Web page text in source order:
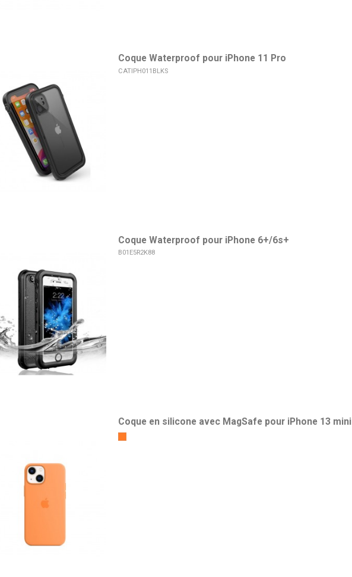
Coque Waterproof pour iPhone 11 Pro
CATIPH011BLKS
Coque Waterproof pour iPhone 6+/6s+
B01E5R2K88
Coque en silicone avec MagSafe pour iPhone 13 mini
Orange